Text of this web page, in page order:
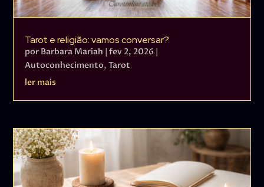
Tarot e religião: vamos conversar?
por Barbara Mariah |fev 2, 2026 |
Autoconhecimento,Tarot
ler mais